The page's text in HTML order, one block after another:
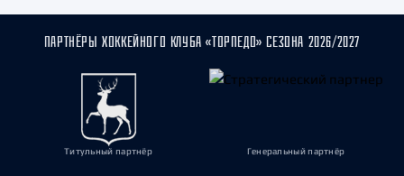
ПАРТНЁРЫ ХОККЕЙНОГО КЛУБА «ТОРПЕДО» СЕЗОНА 2026/2027
Титульный партнёр Генеральный партнёр